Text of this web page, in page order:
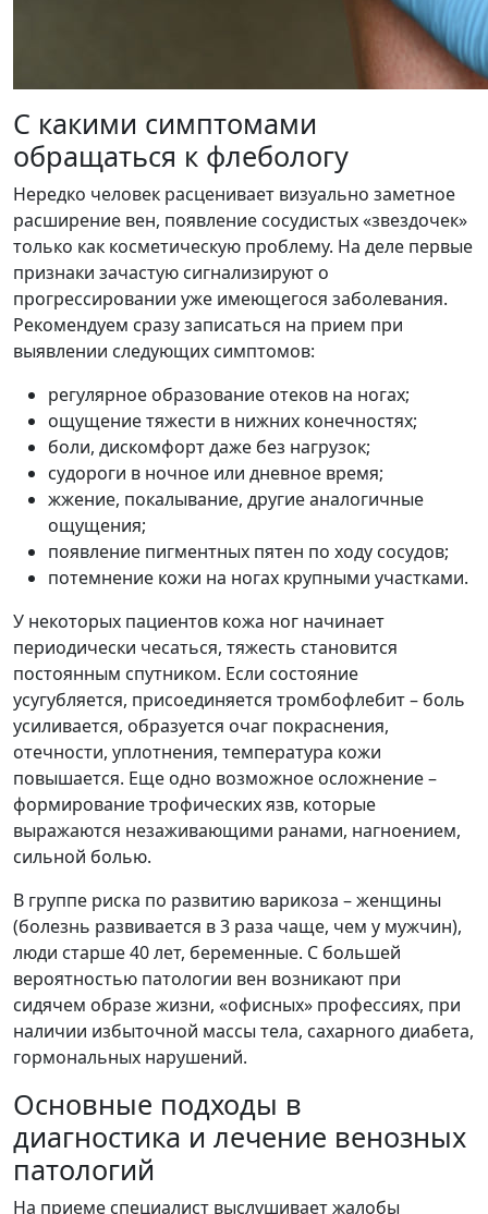
С какими симптомами
обращаться к флебологу
Нередко человек расценивает визуально заметное
расширение вен, появление сосудистых «звездочек»
только как косметическую проблему. На деле первые
признаки зачастую сигнализируют о
прогрессировании уже имеющегося заболевания.
Рекомендуем сразу записаться на прием при
выявлении следующих симптомов:
регулярное образование отеков на ногах;
ощущение тяжести в нижних конечностях;
боли, дискомфорт даже без нагрузок;
судороги в ночное или дневное время;
жжение, покалывание, другие аналогичные
ощущения;
появление пигментных пятен по ходу сосудов;
потемнение кожи на ногах крупными участками.
У некоторых пациентов кожа ног начинает
периодически чесаться, тяжесть становится
постоянным спутником. Если состояние
усугубляется, присоединяется тромбофлебит – боль
усиливается, образуется очаг покраснения,
отечности, уплотнения, температура кожи
повышается. Еще одно возможное осложнение –
формирование трофических язв, которые
выражаются незаживающими ранами, нагноением,
сильной болью.
В группе риска по развитию варикоза – женщины
(болезнь развивается в 3 раза чаще, чем у мужчин),
люди старше 40 лет, беременные. С большей
вероятностью патологии вен возникают при
сидячем образе жизни, «офисных» профессиях, при
наличии избыточной массы тела, сахарного диабета,
гормональных нарушений.
Основные подходы в
диагностика и лечение венозных
патологий
На приеме специалист выслушивает жалобы